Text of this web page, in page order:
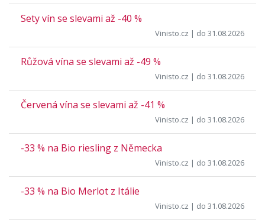
Sety vín se slevami až -40 %
Vinisto.cz | do 31.08.2026
Růžová vína se slevami až -49 %
Vinisto.cz | do 31.08.2026
Červená vína se slevami až -41 %
Vinisto.cz | do 31.08.2026
-33 % na Bio riesling z Německa
Vinisto.cz | do 31.08.2026
-33 % na Bio Merlot z Itálie
Vinisto.cz | do 31.08.2026